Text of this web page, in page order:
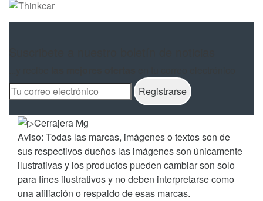
Aviso: Todas las marcas, imágenes o textos son de
sus respectivos dueños las imágenes son únicamente
ilustrativas y los productos pueden cambiar son solo
para fines ilustrativos y no deben interpretarse como
una afiliación o respaldo de esas marcas.